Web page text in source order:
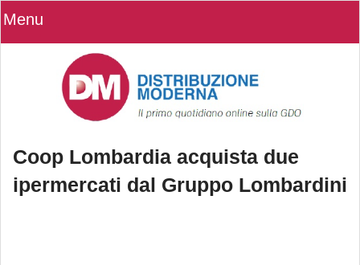
Menu
Coop Lombardia acquista due
ipermercati dal Gruppo Lombardini